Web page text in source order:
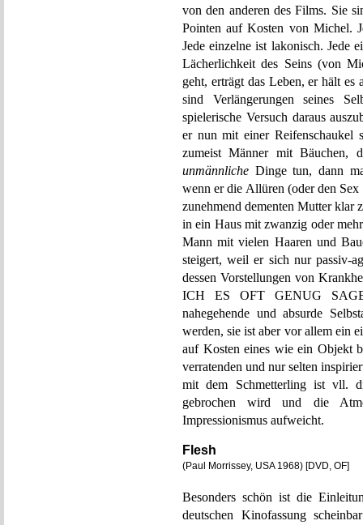
von den anderen des Films. Sie
Pointen auf Kosten von Michel.
Jede einzelne ist lakonisch. Jede
Lächerlichkeit des Seins (von
geht, erträgt das Leben, er hält
sind Verlängerungen seines
spielerische Versuch daraus
er nun mit einer Reifenschaukel
zumeist Männer mit Bäuchen,
unmännliche Dinge tun, dann
wenn er die Allüren (oder den
zunehmend dementen Mutter klar
in ein Haus mit zwanzig oder
Mann mit vielen Haaren und
steigert, weil er sich nur passiv-
dessen Vorstellungen von
ICH ES OFT GENUG
nahegehende und absurde
werden, sie ist aber vor allem ein
auf Kosten eines wie ein Objekt
verratenden und nur selten
mit dem Schmetterling ist vll.
gebrochen wird und die
Impressionismus aufweicht.
Flesh
(Paul Morrissey, USA 1968) [DVD, OF]
Besonders schön ist die
deutschen Kinofassung